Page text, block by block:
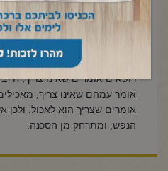
הוראת רופא ביום
אם שני רופאים אומרים שהחולה
רופאים אומרים שאינו צריך,
אומר עמהם שאינו צריך,
אומרים שצריך הוא לאכול. ולכן
הנפש, ומתרחק מן הסכנה.